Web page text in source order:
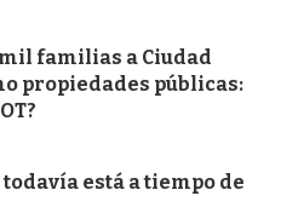
familias a Ciudad
propiedades públicas:
está a tiempo de